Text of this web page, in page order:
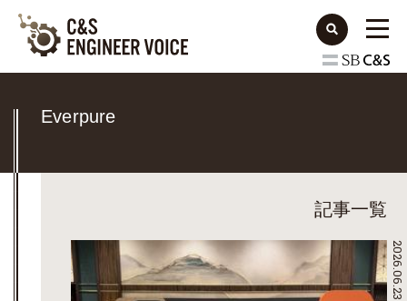
Everpure
記事一覧
2026.06.23